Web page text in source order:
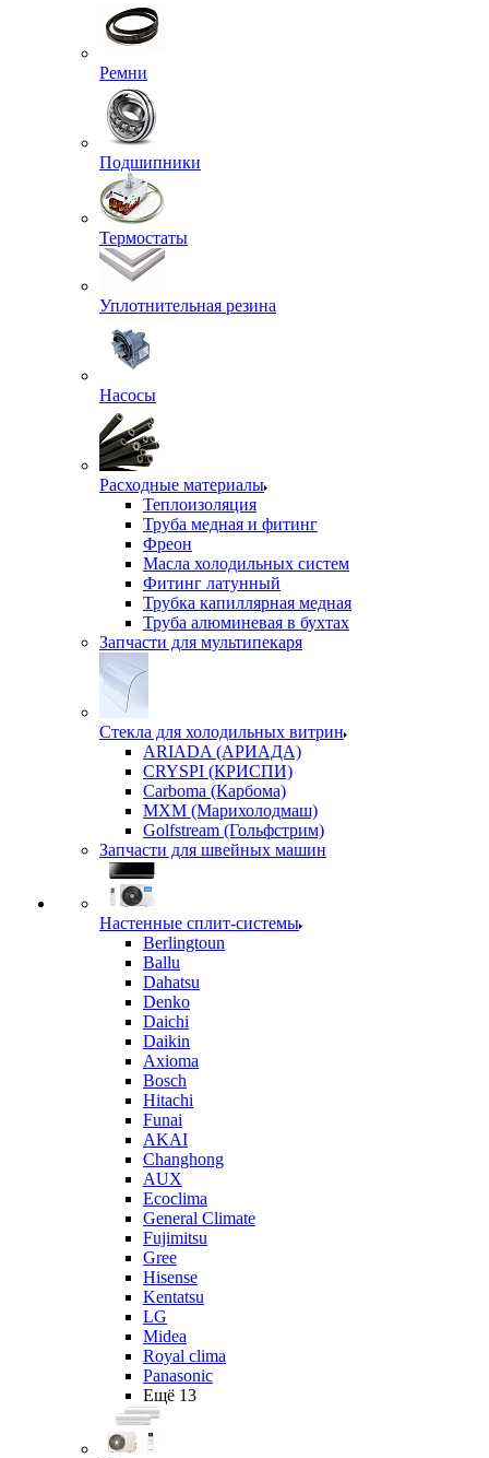
Ремни
Подшипники
Термостаты
Уплотнительная резина
Насосы
Расходные материалы
Теплоизоляция
Труба медная и фитинг
Фреон
Масла холодильных систем
Фитинг латунный
Трубка капиллярная медная
Труба алюминевая в бухтах
Запчасти для мультипекаря
Стекла для холодильных витрин
ARIADA (АРИАДА)
CRYSPI (КРИСПИ)
Carboma (Карбома)
MXM (Марихолодмаш)
Golfstream (Гольфстрим)
Запчасти для швейных машин
Настенные сплит-системы
Berlingtoun
Ballu
Dahatsu
Denko
Daichi
Daikin
Axioma
Bosch
Hitachi
Funai
AKAI
Changhong
AUX
Ecoclima
General Climate
Fujimitsu
Gree
Hisense
Kentatsu
LG
Midea
Royal clima
Panasonic
Ещё 13